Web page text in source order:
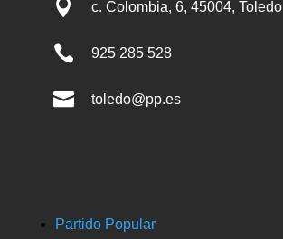
 c. Colombia, 6, 45004, Toledo
 925 285 528
 toledo@pp.es
Partido Popular